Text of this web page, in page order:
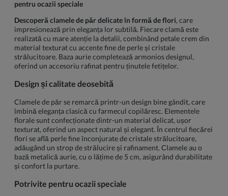
pentru ocazii speciale
Descoperă clamele de păr delicate în formă de flori, care
impresionează prin eleganța lor subtilă. Fiecare clamă este
realizată cu mare atenție la detalii, combinând petale crem din
material texturat cu accente fine de perle și cristale
strălucitoare. Baza aurie completează armonios designul,
oferind un accesoriu rafinat pentru ținutele fetițelor.
Design și calitate deosebită
Clamele de păr se remarcă printr-un design bine gândit, care
îmbină eleganța clasică cu farmecul copilăresc. Elementele
florale sunt confecționate dintr-un material delicat, ușor
texturat, oferind un aspect natural și elegant. În centrul fiecărei
flori se află perle fine înconjurate de cristale strălucitoare,
adăugând un strop de strălucire și rafinament. Clamele au o
bază metalică aurie, cu o lățime de 5 cm, asigurând durabilitate
și confort la purtare.
Potrivite pentru ocazii speciale